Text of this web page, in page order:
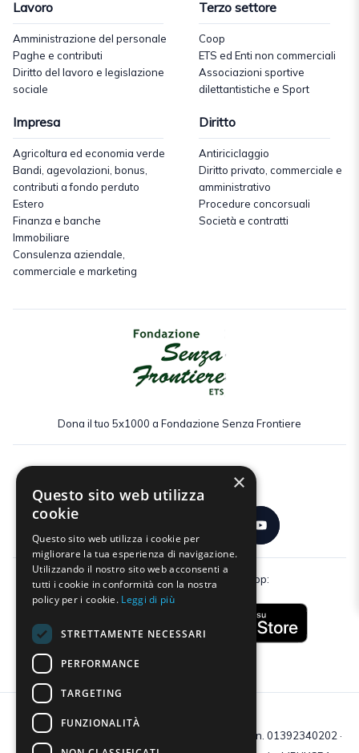
Lavoro
Amministrazione del personale
Paghe e contributi
Diritto del lavoro e legislazione
sociale
Terzo settore
Coop
ETS ed Enti non commerciali
Associazioni sportive
dilettantistiche e Sport
Impresa
Agricoltura ed economia verde
Bandi, agevolazioni, bonus,
contributi a fondo perduto
Estero
Finanza e banche
Immobiliare
Consulenza aziendale,
commerciale e marketing
Diritto
Antiriciclaggio
Diritto privato, commerciale e
amministrativo
Procedure concorsuali
Società e contratti
Dona il tuo 5x1000 a Fondazione Senza Frontiere
Scarica gratuitamente la nostra app:
C.F e P.IVA: 01392340202 · Reg.Imp. di Mantova: n. 01392340202 ·
×
Questo sito web utilizza
cookie
Questo sito web utilizza i cookie per
migliorare la tua esperienza di navigazione.
Utilizzando il nostro sito web acconsenti a
tutti i cookie in conformità con la nostra
policy per i cookie. Leggi di più
STRETTAMENTE NECESSARI
PERFORMANCE
TARGETING
FUNZIONALITÀ